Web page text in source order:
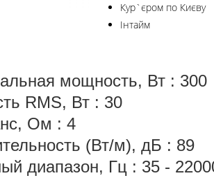
Кур`єром по Києву
Інтайм
мощность, Вт : 300
RMS, Вт : 30
Ом : 4
(Вт/м), дБ : 89
диапазон, Гц : 35 -